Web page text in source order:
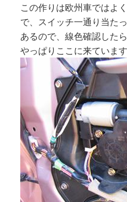
この作りは欧州車ではよ
で、スイッチ一通り当た
あるので、線色確認したら
やっぱりここに来ています